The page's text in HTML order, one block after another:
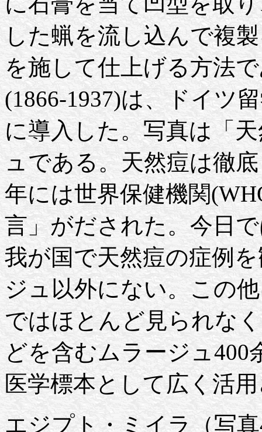
した蝋を流し込んで複
を施して仕上げる方法
(1866-1937)は、ドイツ
に導入した。写真は「
ュである。天然痘は徹
年には世界保健機関
言」がだされた。今日
我が国で天然痘の症例
ジュ以外にない。この
ではほとんど見られな
どを含むムラージュ
医学標本として広く活
エジプト・ミイラ（写